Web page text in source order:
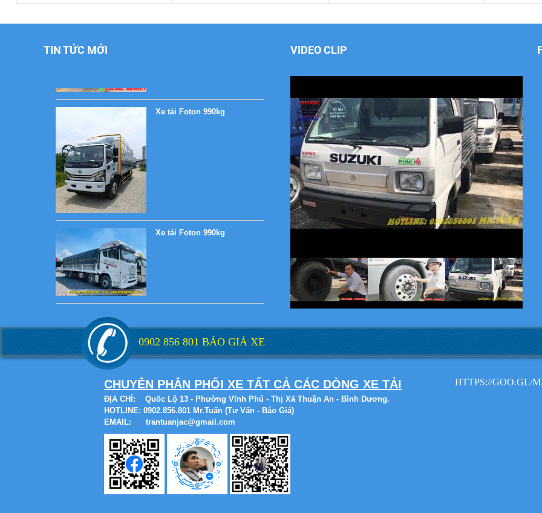
TIN TỨC MỚI
Xe tải Foton 990kg
Xe tải Foton 990kg
Xe tải Foton 990kg
Xe tải Foton 990kg
Xe tải Foton 990kg
VIDEO CLIP
0902 856 801 BÁO GIÁ XE
CHUYÊN PHÂN PHỐI XE TẤT CẢ CÁC DÒNG XE TẢI
ĐỊA CHỈ:
Quốc Lộ 13 - Phường Vĩnh Phú - Thị Xã Thuận An - Bình Dương.
HOTLINE: 0902.856.801 Mr.Tuấn (Tư Vấn - Báo Giá)
EMAIL: trantuanjac@gmail.com
HTTPS://GOO.GL/